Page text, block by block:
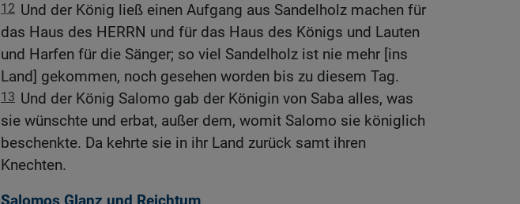
12 Und der König ließ einen Aufgang aus Sandelholz machen für
das Haus des HERRN und für das Haus des Königs und Lauten
und Harfen für die Sänger; so viel Sandelholz ist nie mehr [ins
Land] gekommen, noch gesehen worden bis zu diesem Tag.
13 Und der König Salomo gab der Königin von Saba alles, was
sie wünschte und erbat, außer dem, womit Salomo sie königlich
beschenkte. Da kehrte sie in ihr Land zurück samt ihren
Knechten.